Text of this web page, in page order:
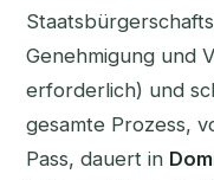
Genehmigung und
erforderlich) und
gesamte Prozess,
Pass, dauert in